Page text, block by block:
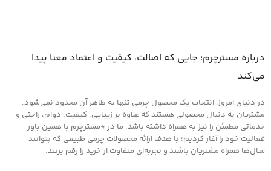
درباره مسترچرم؛ جایی که اصالت، کیفیت و اعتماد معنا پیدا
می‌کند
در دنیای امروز، انتخاب یک محصول چرمی تنها به ظاهر آن محدود نمی‌شود.
مشتریان به دنبال محصولی هستند که علاوه بر زیبایی، کیفیت، دوام، راحتی و
خدماتی مطمئن را نیز به همراه داشته باشد. ما در *مسترچرم با همین باور
فعالیت خود را آغاز کردیم؛ با هدف ارائه محصولات چرمی طبیعی که بتوانند
سال‌ها همراه مشتریان باشند و تجربه‌ای متفاوت از خرید را رقم بزنند.